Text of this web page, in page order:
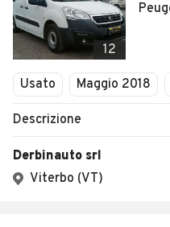
12
Usato Maggio 2018
Descrizione
Derbinauto srl
Viterbo (VT)